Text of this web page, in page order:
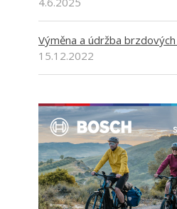
Výměna a údržba
15.12.2022